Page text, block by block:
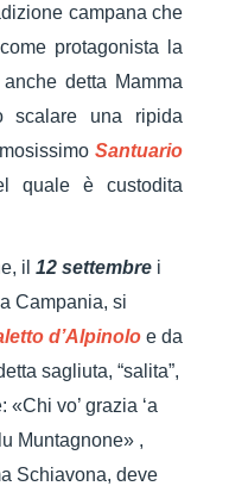
campana che
protagonista la
detta Mamma
scalare una ripida
Santuario
quale è custodita
il 12 settembre i
Campania, si
d’Alpinolo e da
sagliuta, “salita”,
vo’ grazia ‘a
Muntagnone» ,
Schiavona, deve